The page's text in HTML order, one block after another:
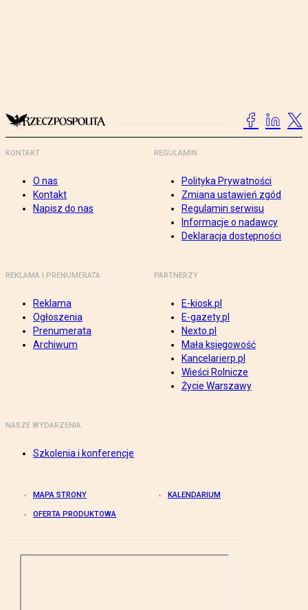
KONTAKT
O nas
Kontakt
Napisz do nas
REGULAMIN
Polityka Prywatności
Zmiana ustawień zgód
Regulamin serwisu
Informacje o nadawcy
Deklaracja dostępności
REKLAMA I PRENUMERATA
Reklama
Ogłoszenia
Prenumerata
Archiwum
PARTNERZY
E-kiosk.pl
E-gazety.pl
Nexto.pl
Mała księgowość
Kancelarierp.pl
Wieści Rolnicze
Życie Warszawy
NASZE WYDARZENIA
Szkolenia i konferencje
MAPA STRONY KALENDARIUM
OFERTA PRODUKTOWA